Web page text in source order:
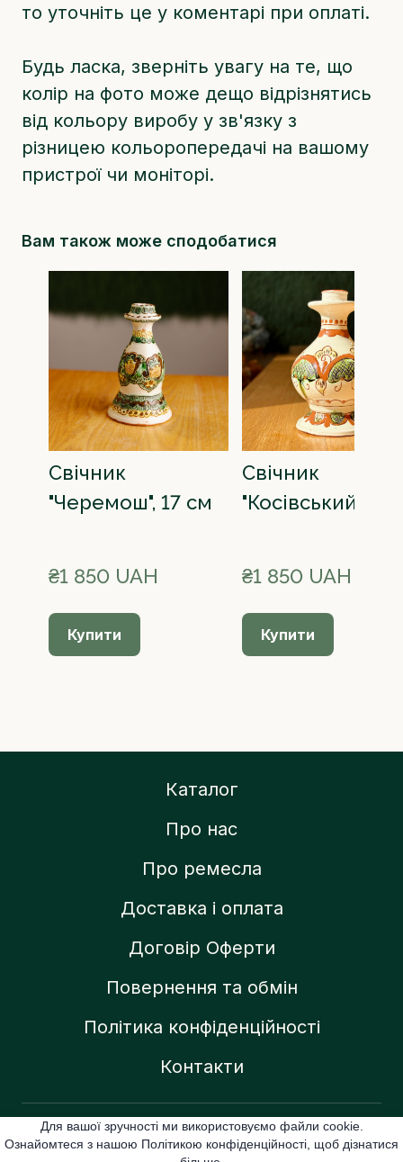
то уточніть це у коментарі при оплаті.
Будь ласка, зверніть увагу на те, що
колір на фото може дещо відрізнятись
від кольору виробу у зв'язку з
різницею кольоропередачі на вашому
пристрої чи моніторі.
Вам також може сподобатися
Свічник
"Черемош", 17 см
₴1 850 UAH
Купити
Свічник
"Косівський", 17
₴1 850 UAH
Купити
Каталог
Про нас
Про ремесла
Доставка і оплата
Договір Оферти
Повернення та обмін
Політика конфіденційності
Контакти
Created by:
Для вашої зручності ми використовуємо файли cookie.
Ознайомтеся з нашою Політикою конфіденційності, щоб дізнатися